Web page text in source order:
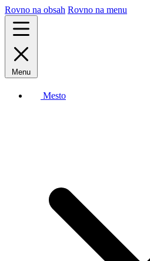
Rovno na obsah Rovno na menu
Menu
Mesto